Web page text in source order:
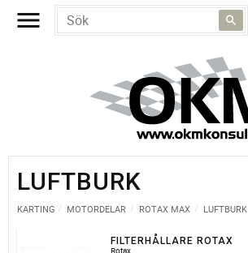
LUFTBURK
KARTING MOTORDELAR ROTAX MAX LUFTBURK
FILTERHÅLLARE ROTAX